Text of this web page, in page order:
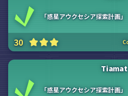
「惑星アウクセシア探索計画
30
Tiamat
「惑星アウクセシア探索計画